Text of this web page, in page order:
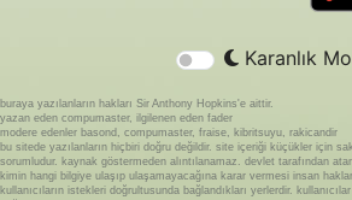
Karanlık
buraya yazılanların hakları Sir Anthony Hopkins'e aittir.
yazan eden compumaster, ilgilenen eden fader
modere edenler basond, compumaster, fraise, kibritsuyu, rakicandir
bu sitede yazılanların hiçbiri doğru değildir. site içeriği küçükler için
sorumludur. kaynak göstermeden alıntılanamaz. devlet tarafından
kimin hangi bilgiye ulaşıp ulaşamayacağına karar vermesi insan
kullanıcıların istekleri doğrultusunda bağlandıkları yerlerdir.